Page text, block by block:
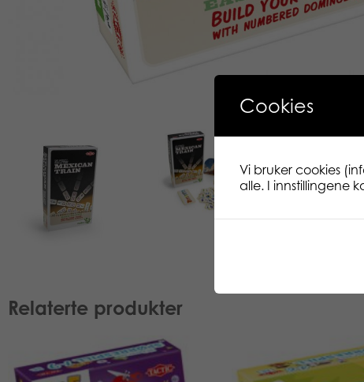
Relaterte produkter
Cookies
Vi bruker cookies
alle. I innstillingene